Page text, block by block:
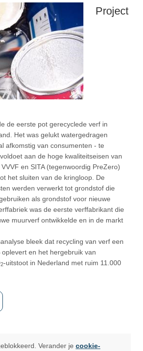
Project
de eerste pot gerecyclede verf in
Het was gelukt watergedragen
afkomstig van consumenten - te
aan de hoge kwaliteitseisen van
en SITA (tegenwoordig PreZero)
het sluiten van de kringloop. De
werden verwerkt tot grondstof die
als grondstof voor nieuwe
was de eerste verffabrikant die
muurverf ontwikkelde en in de markt
bleek dat recycling van verf een
en het hergebruik van
2-uitstoot in Nederland met ruim 11.000
Verander je cookie-